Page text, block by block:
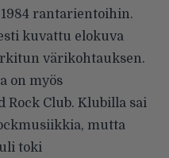
rantarientoihin.
kuvattu elokuva
värikohtauksen.
on myös
Club. Klubilla sai
mutta
toki